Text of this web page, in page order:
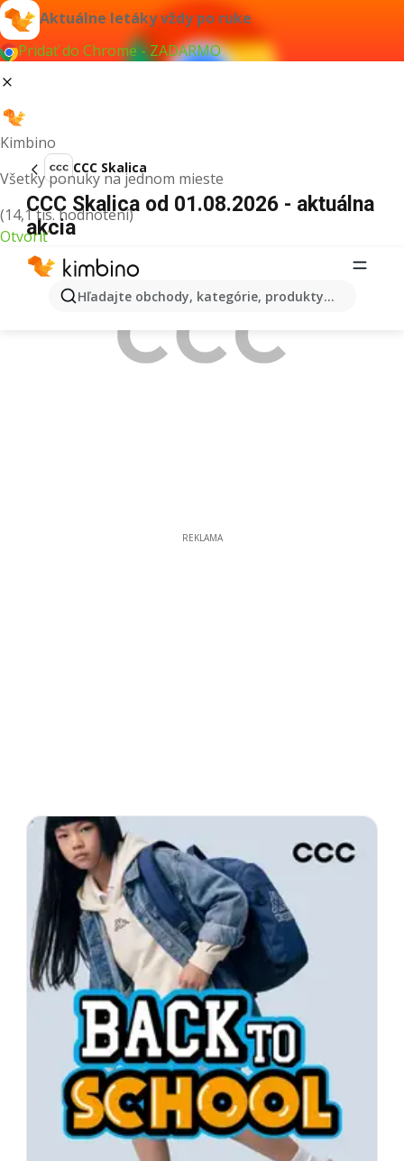
Aktuálne letáky vždy po ruke
Pridať do Chrome - ZADARMO
Kimbino
Všetky ponuky na jednom mieste
(14,1 tis. hodnotení)
Otvoriť
Hľadajte obchody, kategórie, produkty...
CCC Skalica
CCC Skalica od 01.08.2026 - aktuálna
akcia
REKLAMA